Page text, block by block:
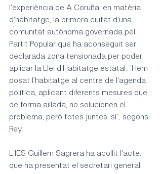
l'experiència de A Coruña, en matèria
d'habitatge, la primera ciutat d'una
comunitat autònoma governada pel
Partit Popular que ha aconseguit ser
declarada zona tensionada per poder
aplicar la Llei d'Habitatge estatal. “Hem
posat l'habitatge al centre de l'agenda
política, aplicant diferents mesures que,
de forma aïllada, no solucionen el
problema, però totes juntes, sí”, segons
Rey.
L'IES Guillem Sagrera ha acollit l'acte,
que ha presentat el secretari general